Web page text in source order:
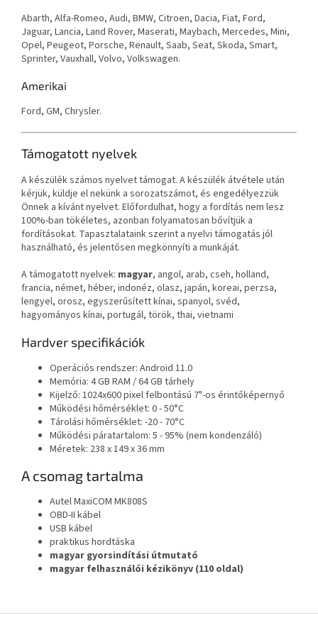
Abarth, Alfa-Romeo, Audi, BMW, Citroen, Dacia, Fiat, Ford,
Jaguar, Lancia, Land Rover, Maserati, Maybach, Mercedes, Mini,
Opel, Peugeot, Porsche, Renault, Saab, Seat, Skoda, Smart,
Sprinter, Vauxhall, Volvo, Volkswagen.
Amerikai
Ford, GM, Chrysler.
Támogatott nyelvek
A készülék számos nyelvet támogat. A készülék átvétele után
kérjük, küldje el nekünk a sorozatszámot, és engedélyezzük
Önnek a kívánt nyelvet. Előfordulhat, hogy a fordítás nem lesz
100%-ban tökéletes, azonban folyamatosan bővítjük a
fordításokat. Tapasztalataink szerint a nyelvi támogatás jól
használható, és jelentősen megkönnyíti a munkáját.
A támogatott nyelvek: magyar, angol, arab, cseh, holland,
francia, német, héber, indonéz, olasz, japán, koreai, perzsa,
lengyel, orosz, egyszerűsített kínai, spanyol, svéd,
hagyományos kínai, portugál, török, thai, vietnami
Hardver specifikációk
Operációs rendszer: Android 11.0
Memória: 4 GB RAM / 64 GB tárhely
Kijelző: 1024x600 pixel felbontású 7"-os érintőképernyő
Működési hőmérséklet: 0 - 50°C
Tárolási hőmérséklet: -20 - 70°C
Működési páratartalom: 5 - 95% (nem kondenzáló)
Méretek: 238 x 149 x 36 mm
A csomag tartalma
Autel MaxiCOM MK808S
OBD-II kábel
USB kábel
praktikus hordtáska
magyar gyorsindítási útmutató
magyar felhasználói kézikönyv (110 oldal)